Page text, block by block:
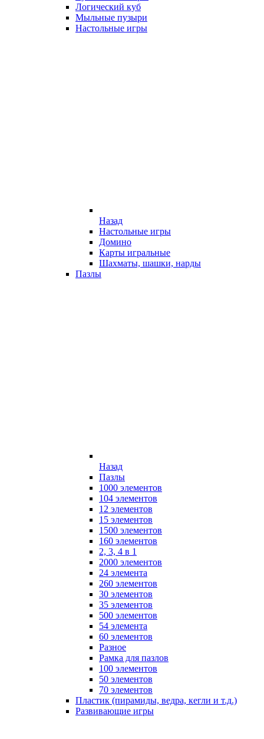
Логический куб
Мыльные пузыри
Настольные игры
Назад
Настольные игры
Домино
Карты игральные
Шахматы, шашки, нарды
Пазлы
Назад
Пазлы
1000 элементов
104 элементов
12 элементов
15 элементов
1500 элементов
160 элементов
2, 3, 4 в 1
2000 элементов
24 элемента
260 элементов
30 элементов
35 элементов
500 элементов
54 элемента
60 элементов
Разное
Рамка для пазлов
100 элементов
50 элементов
70 элементов
Пластик (пирамиды, ведра, кегли и т.д.)
Развивающие игры